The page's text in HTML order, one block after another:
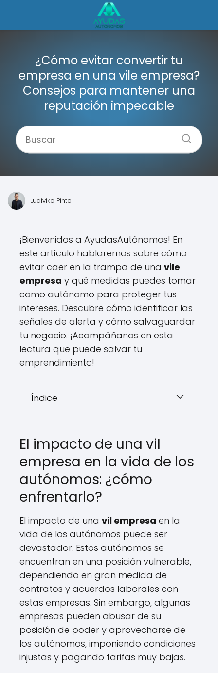
¿Cómo evitar convertir tu
empresa en una vile empresa?
Consejos para mantener una
reputación impecable
Ludiviko Pinto
¡Bienvenidos a AyudasAutónomos! En
este artículo hablaremos sobre cómo
evitar caer en la trampa de una vile
empresa y qué medidas puedes tomar
como autónomo para proteger tus
intereses. Descubre cómo identificar las
señales de alerta y cómo salvaguardar
tu negocio. ¡Acompáñanos en esta
lectura que puede salvar tu
emprendimiento!
Índice
El impacto de una vil
empresa en la vida de los
autónomos: ¿cómo
enfrentarlo?
El impacto de una vil empresa en la
vida de los autónomos puede ser
devastador. Estos autónomos se
encuentran en una posición vulnerable,
dependiendo en gran medida de
contratos y acuerdos laborales con
estas empresas. Sin embargo, algunas
empresas pueden abusar de su
posición de poder y aprovecharse de
los autónomos, imponiendo condiciones
injustas y pagando tarifas muy bajas.